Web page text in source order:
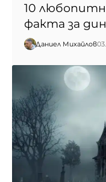
10
факта за
Даниел Михайлов